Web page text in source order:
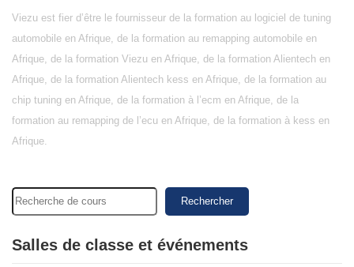
Viezu est fier d’être le fournisseur de la formation au logiciel de tuning
automobile en Afrique, de la formation au remapping automobile en
Afrique, de la formation Viezu en Afrique, de la formation Alientech en
Afrique, de la formation Alientech kess en Afrique, de la formation au
chip tuning en Afrique, de la formation à l’ecm en Afrique, de la
formation au remapping de l’ecu en Afrique, de la formation à kess en
Afrique.
Rechercher
Salles de classe et événements